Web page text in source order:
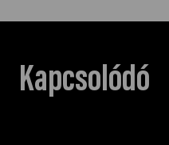
Kapcsolódó